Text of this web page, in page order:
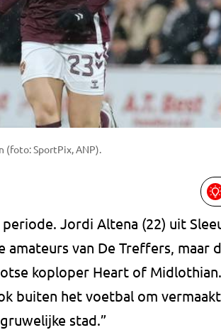
(foto: SportPix, ANP).
Jordi Altena (22) uit
van De Treffers, maar
koploper Heart of
buiten het voetbal om
stad.”